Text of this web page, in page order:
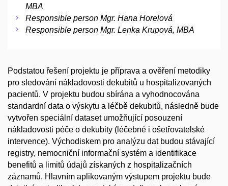
MBA
Responsible person Mgr. Hana Horelová
Responsible person Mgr. Lenka Krupová, MBA
Podstatou řešení projektu je příprava a ověření metodiky
pro sledování nákladovosti dekubitů u hospitalizovaných
pacientů. V projektu budou sbírána a vyhodnocována
standardní data o výskytu a léčbě dekubitů, následně bude
vytvořen speciální dataset umožňující posouzení
nákladovosti péče o dekubity (léčebné i ošetřovatelské
intervence). Východiskem pro analýzu dat budou stávající
registry, nemocniční informační systém a identifikace
benefitů a limitů údajů získaných z hospitalizačních
záznamů. Hlavním aplikovaným výstupem projektu bude